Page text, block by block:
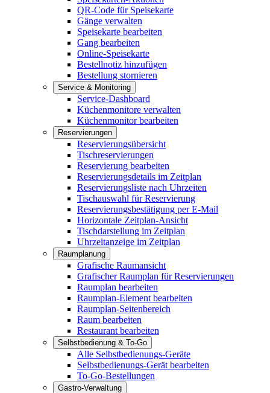
QR-Code für Speisekarte
Gänge verwalten
Speisekarte bearbeiten
Gang bearbeiten
Online-Speisekarte
Bestellnotiz hinzufügen
Bestellung stornieren
Service & Monitoring
Service-Dashboard
Küchenmonitore verwalten
Küchenmonitor bearbeiten
Reservierungen
Reservierungsübersicht
Tischreservierungen
Reservierung bearbeiten
Reservierungsdetails im Zeitplan
Reservierungsliste nach Uhrzeiten
Tischauswahl für Reservierung
Reservierungsbestätigung per E-Mail
Horizontale Zeitplan-Ansicht
Tischdarstellung im Zeitplan
Uhrzeitanzeige im Zeitplan
Raumplanung
Grafische Raumansicht
Grafischer Raumplan für Reservierungen
Raumplan bearbeiten
Raumplan-Element bearbeiten
Raumplan-Seitenbereich
Raum bearbeiten
Restaurant bearbeiten
Selbstbedienung & To-Go
Alle Selbstbedienungs-Geräte
Selbstbedienungs-Gerät bearbeiten
To-Go-Bestellungen
Gastro-Verwaltung